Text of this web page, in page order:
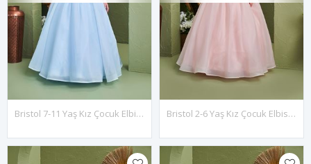
Bristol 7-11 Yaş Kız Çocuk Elbise 30168 Bebe Mavi Bristol 2-6 Yaş Kız Çocuk Elbise 20168 Somon